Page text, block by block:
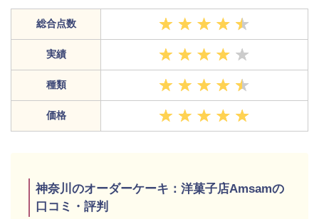
総合点数
実績
種類
価格
神奈川のオーダーケーキ：洋菓子店Amsamの
口コミ・評判